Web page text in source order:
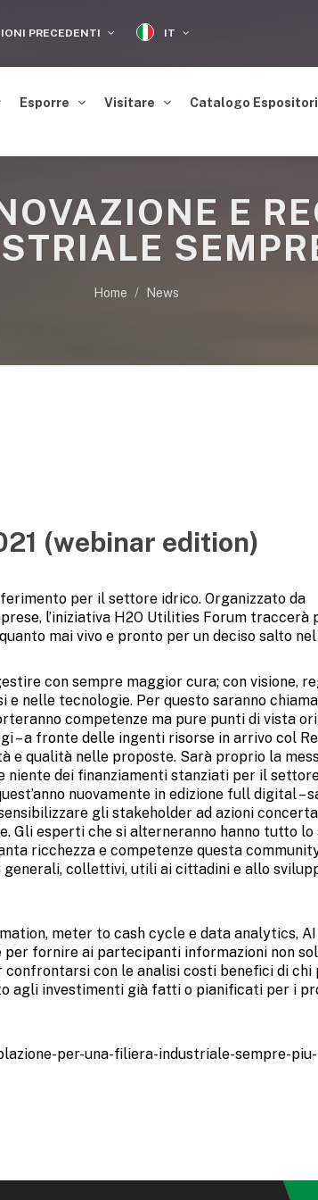
PRECEDENTI IT
Esporre Visitare Catalogo Espositori
E
Home News
(webinar edition)
per il settore idrico. Organizzato da
l’iniziativa H2O Utilities Forum traccerà
mai vivo e pronto per un deciso salto
con sempre maggior cura; con visione,
e nelle tecnologie. Per questo saranno
competenze ma pure punti di vista
– a fronte delle ingenti risorse in arrivo col
e qualità nelle proposte. Sarà proprio la
niente dei finanziamenti stanziati per il
nuovamente in edizione full digital –
gli stakeholder ad azioni
Gli esperti che si alterneranno hanno tutto
ricchezza e competenze questa
collettivi, utili ai cittadini e allo
meter to cash cycle e data analytics,
per fornire ai partecipanti informazioni non
con le analisi costi benefici di chi
agli investimenti già fatti o pianificati per i
per-una-filiera-industriale-sempre-piu-